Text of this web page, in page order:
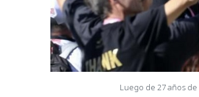
Luego de 27 años